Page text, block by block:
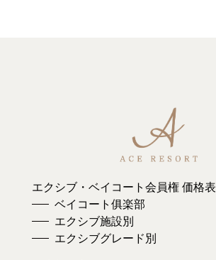
エクシブ・ベイコート会員権 価格表
ベイコート俱楽部
エクシブ施設別
エクシブグレード別